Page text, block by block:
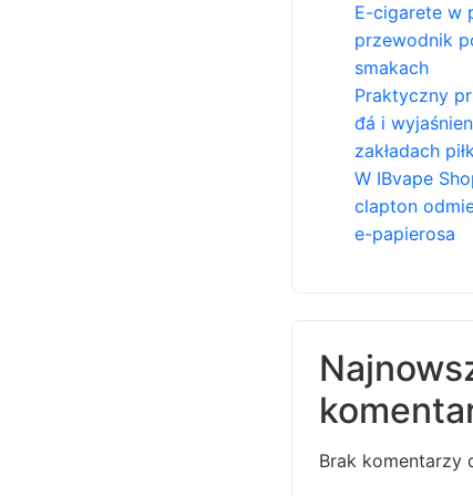
E-cigarete w
przewodnik
smakach
Praktyczny
đá i
zakładach
W IBvape
clapton
e-papierosa
Brak komentarzy